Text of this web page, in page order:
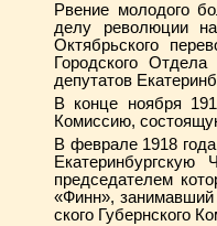
Рвение молодого
делу революции
Октябрьского
Городского
депутатов
В конце ноября
Комиссию,
В феврале 1918
председателем
«Финн», занимавший
ского Губернского